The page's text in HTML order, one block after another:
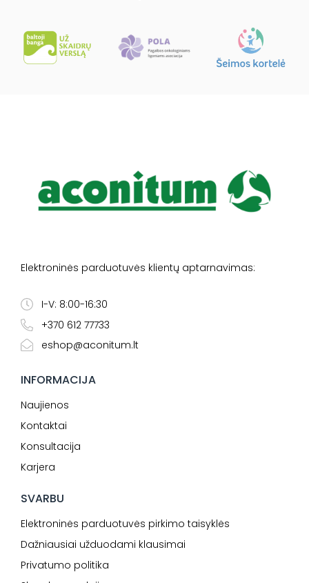
Elektroninės parduotuvės klientų aptarnavimas:
I-V: 8:00-16:30
+370 612 77733
eshop@aconitum.lt
INFORMACIJA
Naujienos
Kontaktai
Konsultacija
Karjera
SVARBU
Elektroninės parduotuvės pirkimo taisyklės
Dažniausiai užduodami klausimai
Privatumo politika